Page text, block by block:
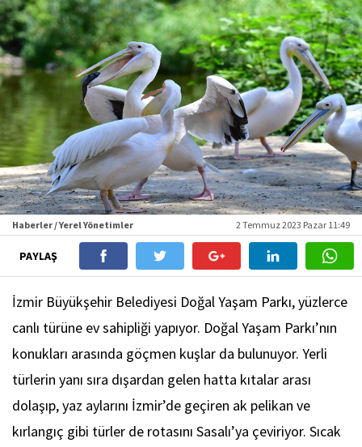
Haberler / Yerel Yönetimler 2 Temmuz 2023 Pazar 11:49
PAYLAŞ
İzmir Büyükşehir Belediyesi Doğal Yaşam Parkı, yüzlerce
canlı türüne ev sahipliği yapıyor. Doğal Yaşam Parkı’nın
konukları arasında göçmen kuşlar da bulunuyor. Yerli
türlerin yanı sıra dışardan gelen hatta kıtalar arası
dolaşıp, yaz aylarını İzmir’de geçiren ak pelikan ve
kırlangıç gibi türler de rotasını Sasalı’ya çeviriyor. Sıcak